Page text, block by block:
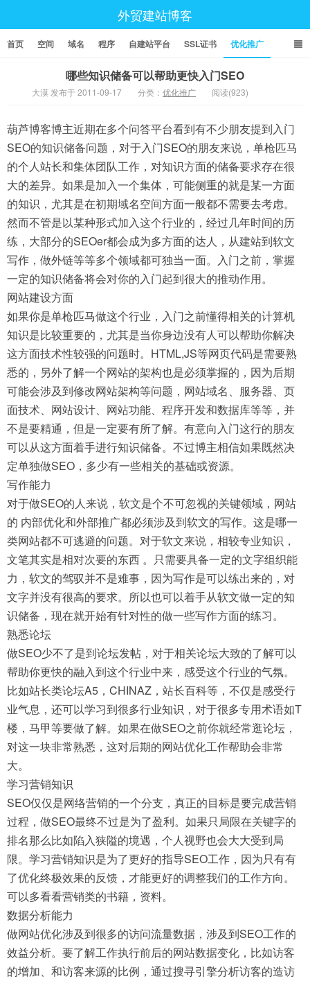
外贸建站博客
首页 空间 域名 程序 自建站平台 SSL证书 优化推广
哪些知识储备可以帮助更快入门SEO
大漠 发布于 2011-09-17 分类： 优化推广 阅读(923)
葫芦博客博主近期在多个问答平台看到有不少朋友提到入门
SEO的知识储备问题，对于入门SEO的朋友来说，单枪匹马
的个人站长和集体团队工作，对知识方面的储备要求存在很
大的差异。如果是加入一个集体，可能侧重的就是某一方面
的知识，尤其是在初期域名空间方面一般都不需要去考虑。
然而不管是以某种形式加入这个行业的，经过几年时间的历
练，大部分的SEOer都会成为多方面的达人，从建站到软文
写作，做外链等等多个领域都可独当一面。入门之前，掌握
一定的知识储备将会对你的入门起到很大的推动作用。
网站建设方面
如果你是单枪匹马做这个行业，入门之前懂得相关的计算机
知识是比较重要的，尤其是当你身边没有人可以帮助你解决
这方面技术性较强的问题时。HTML,JS等网页代码是需要熟
悉的，另外了解一个网站的架构也是必须掌握的，因为后期
可能会涉及到修改网站架构等问题，网站域名、服务器、页
面技术、网站设计、网站功能、程序开发和数据库等等，并
不是要精通，但是一定要有所了解。有意向入门这行的朋友
可以从这方面着手进行知识储备。不过博主相信如果既然决
定单独做SEO，多少有一些相关的基础或资源。
写作能力
对于做SEO的人来说，软文是个不可忽视的关键领域，网站
的 内部优化和外部推广都必须涉及到软文的写作。这是哪一
类网站都不可逃避的问题。对于软文来说，相较专业知识，
文笔其实是相对次要的东西 。只需要具备一定的文字组织能
力，软文的驾驭并不是难事，因为写作是可以练出来的，对
文字并没有很高的要求。所以也可以着手从软文做一定的知
识储备，现在就开始有针对性的做一些写作方面的练习。
熟悉论坛
做SEO少不了是到论坛发帖，对于相关论坛大致的了解可以
帮助你更快的融入到这个行业中来，感受这个行业的气氛。
比如站长类论坛A5，CHINAZ，站长百科等，不仅是感受行
业气息，还可以学习到很多行业知识，对于很多专用术语如T
楼，马甲等要做了解。如果在做SEO之前你就经常逛论坛，
对这一块非常熟悉，这对后期的网站优化工作帮助会非常
大。
学习营销知识
SEO仅仅是网络营销的一个分支，真正的目标是要完成营销
过程，做SEO最终不过是为了盈利。如果只局限在关键字的
排名那么比如陷入狭隘的境遇，个人视野也会大大受到局
限。学习营销知识是为了更好的指导SEO工作，因为只有有
了优化终极效果的反馈，才能更好的调整我们的工作方向。
可以多看看营销类的书籍，资料。
数据分析能力
做网站优化涉及到很多的访问流量数据，涉及到SEO工作的
效益分析。要了解工作执行前后的网站数据变化，比如访客
的增加、和访客来源的比例，通过搜寻引擎分析访客的造访